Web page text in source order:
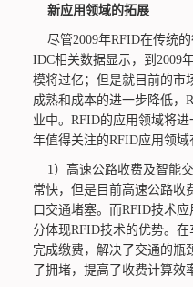
新应用领域的拓展
尽管2009年RFID在传统的
IDC相关数据显示，到2009
模将过亿；但是就目前的市
成熟和成本的进一步降低，
业中。RFID的应用领域将
年值得关注的RFID应用领域
1）高速公路收费及智能
常快，但是目前高速公路收
口交通堵塞。而RFID技术
分体现RFID技术的优势。
完成缴费，解决了交通的瓶
了拥堵，提高了收费计算效